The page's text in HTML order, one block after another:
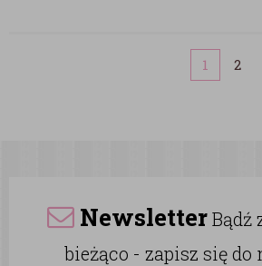
1 2
NewsletterBądź
bieżąco - zapisz się do